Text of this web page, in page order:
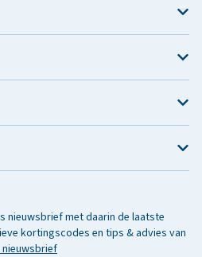
nieuwsbrief met daarin de laatste
kortingscodes en tips & advies van